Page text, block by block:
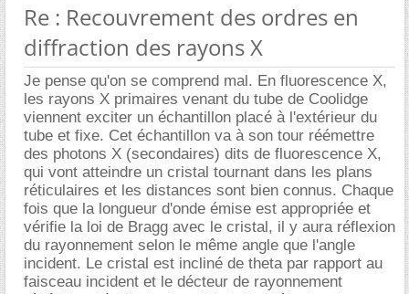
Re : Recouvrement des ordres en
diffraction des rayons X
Je pense qu'on se comprend mal. En fluorescence X,
les rayons X primaires venant du tube de Coolidge
viennent exciter un échantillon placé à l'extérieur du
tube et fixe. Cet échantillon va à son tour réémettre
des photons X (secondaires) dits de fluorescence X,
qui vont atteindre un cristal tournant dans les plans
réticulaires et les distances sont bien connus. Chaque
fois que la longueur d'onde émise est appropriée et
vérifie la loi de Bragg avec le cristal, il y aura réflexion
du rayonnement selon le même angle que l'angle
incident. Le cristal est incliné de theta par rapport au
faisceau incident et le décteur de rayonnement